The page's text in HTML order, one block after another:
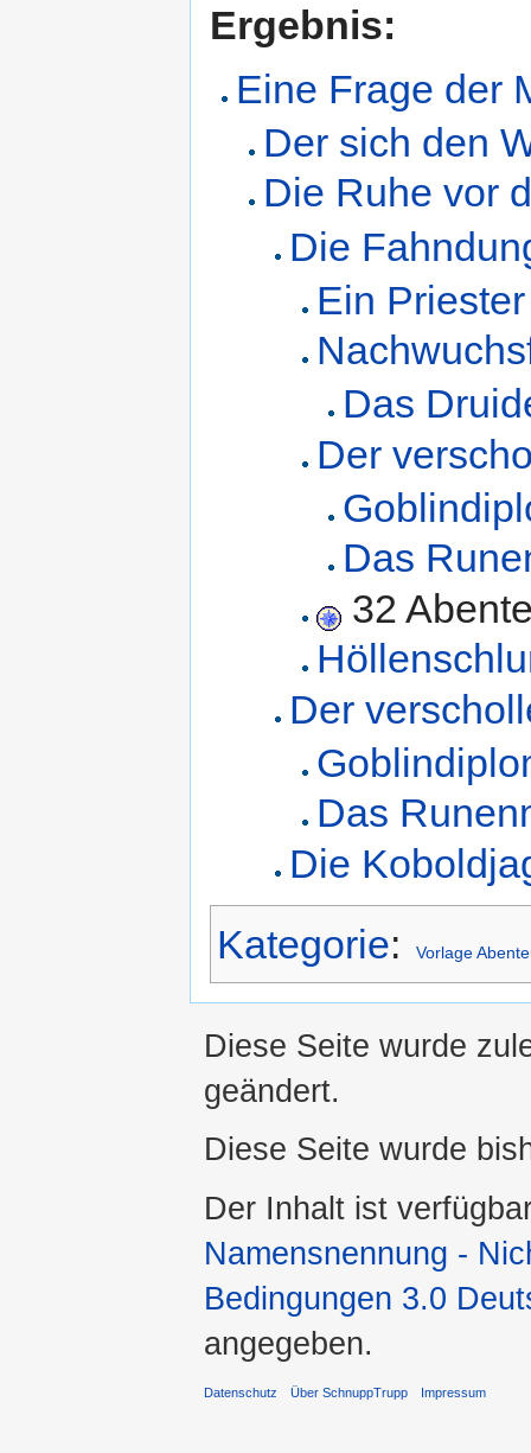
Ergebnis:
Eine Frage der
Der sich den
Die Ruhe vor
Die
Ein
Das
Der
Das
32
Der
Das
Die
Kategorie: Vorlage
Diese Seite wurde
geändert.
Diese Seite wurde
Der Inhalt ist
Namensnennung -
Bedingungen 3.0
angegeben.
Datenschutz Über SchnuppTrupp Impressum